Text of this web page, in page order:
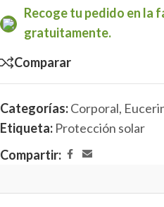
Recoge tu pedido en la
gratuitamente.
Comparar
Categorías:Corporal,
Etiqueta: Protección solar
Compartir: